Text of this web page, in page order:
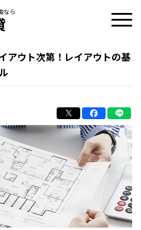
なら
アウト次第！レイアウトの基